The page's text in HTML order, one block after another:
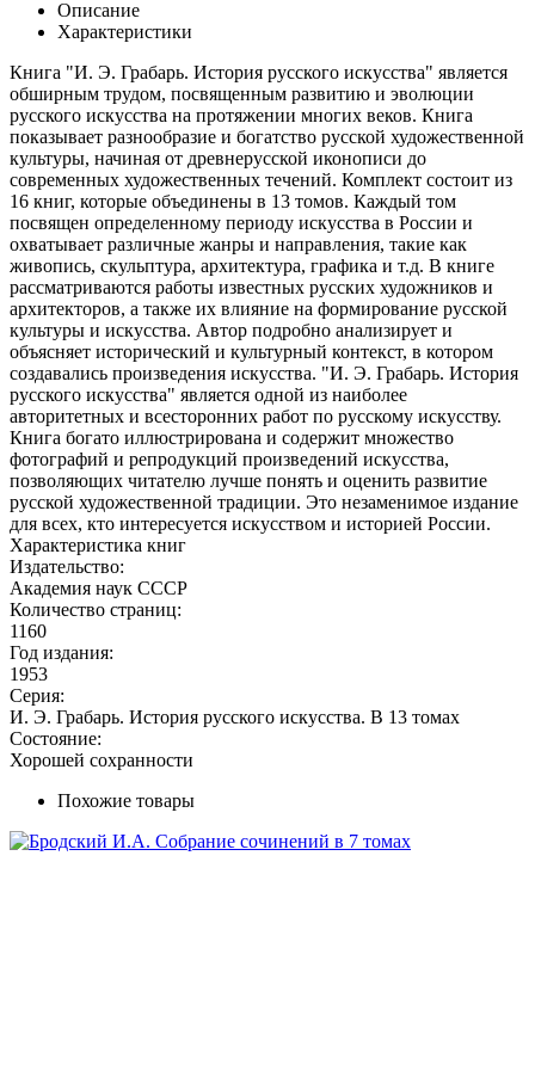
Описание
Характеристики
Книга "И. Э. Грабарь. История русского искусства" является
обширным трудом, посвященным развитию и эволюции
русского искусства на протяжении многих веков. Книга
показывает разнообразие и богатство русской художественной
культуры, начиная от древнерусской иконописи до
современных художественных течений. Комплект состоит из
16 книг, которые объединены в 13 томов. Каждый том
посвящен определенному периоду искусства в России и
охватывает различные жанры и направления, такие как
живопись, скульптура, архитектура, графика и т.д. В книге
рассматриваются работы известных русских художников и
архитекторов, а также их влияние на формирование русской
культуры и искусства. Автор подробно анализирует и
объясняет исторический и культурный контекст, в котором
создавались произведения искусства. "И. Э. Грабарь. История
русского искусства" является одной из наиболее
авторитетных и всесторонних работ по русскому искусству.
Книга богато иллюстрирована и содержит множество
фотографий и репродукций произведений искусства,
позволяющих читателю лучше понять и оценить развитие
русской художественной традиции. Это незаменимое издание
для всех, кто интересуется искусством и историей России.
Характеристика книг
Издательство:
Академия наук СССР
Количество страниц:
1160
Год издания:
1953
Серия:
И. Э. Грабарь. История русского искусства. В 13 томах
Состояние:
Хорошей сохранности
Похожие товары